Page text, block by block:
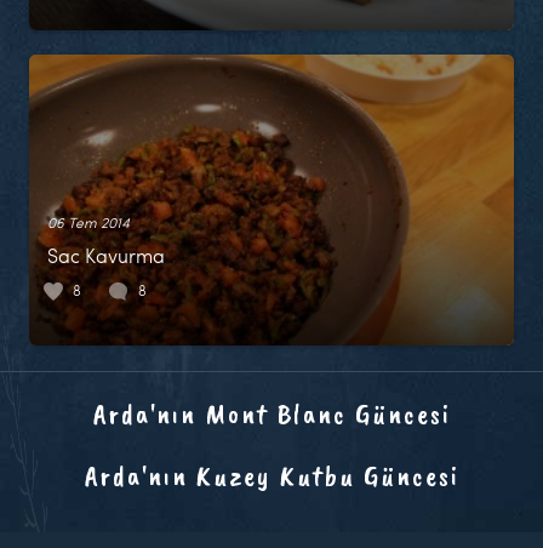
06 Tem 2014
Sac Kavurma
8 8
Arda'nın Mont Blanc Güncesi
Arda'nın Kuzey Kutbu Güncesi